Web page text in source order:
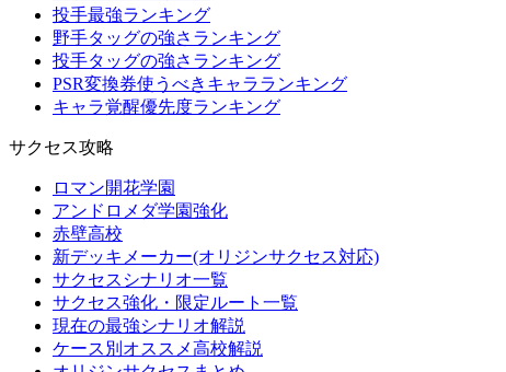
投手最強ランキング
野手タッグの強さランキング
投手タッグの強さランキング
PSR変換券使うべきキャラランキング
キャラ覚醒優先度ランキング
サクセス攻略
ロマン開花学園
アンドロメダ学園強化
赤壁高校
新デッキメーカー(オリジンサクセス対応)
サクセスシナリオ一覧
サクセス強化・限定ルート一覧
現在の最強シナリオ解説
ケース別オススメ高校解説